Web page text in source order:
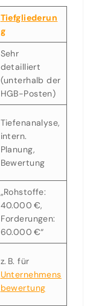
Tiefgliederun
g
Sehr
detailliert
(unterhalb der
HGB-Posten)
Tiefenanalyse,
intern.
Planung,
Bewertung
„Rohstoffe:
40.000 €,
Forderungen:
60.000 €“
z. B. für
Unternehmens
bewertung